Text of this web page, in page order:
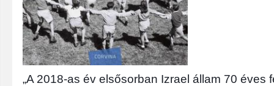
„A 2018-as év elsősorban Izrael állam 70 éves